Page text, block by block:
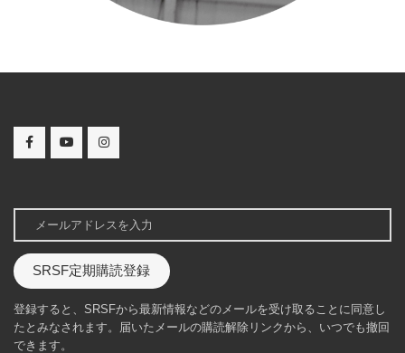
SRSF定期購読登録
登録すると、SRSFから最新情報などのメールを受け取ることに同意し
たとみなされます。届いたメールの購読解除リンクから、いつでも撤回
できます。